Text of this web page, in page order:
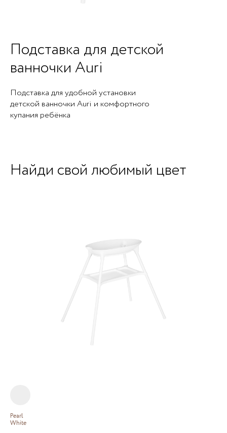
Подставка для детской
ванночки Auri
Подставка для удобной установки
детской ванночки Auri и комфортного
купания ребёнка
Найди свой любимый цвет
Pearl
White